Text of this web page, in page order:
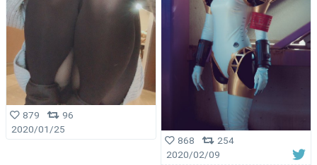
879
96
2020/01/25
868
254
2020/02/09